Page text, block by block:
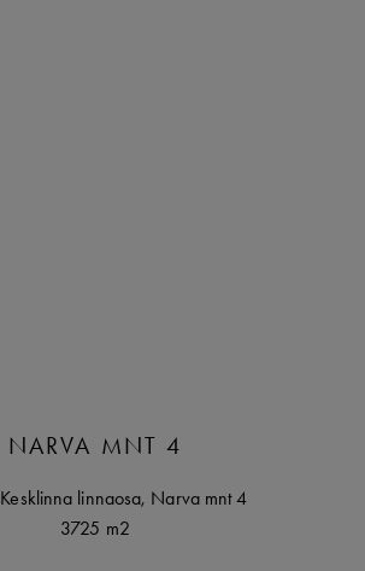
NARVA MNT 4
Kesklinna linnaosa, Narva mnt4
3725 m2